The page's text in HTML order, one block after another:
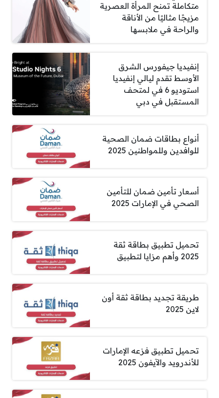
متكاملة تمنح المرأة العصرية
مزيجًا مثاليًا من الأناقة
والراحة في ملابسها
إنفيديا جيفورس الشرق
الأوسط تقدم ليالي إنفيديا
استوديو 6 في لمتحف
المستقبل في دبي
أنواع بطاقات ضمان الصحية
للوافدين وللمواطنين 2025
أسعار تأمين ضمان للتأمين
الصحي في الإمارات 2025
تحميل تطبيق بطاقة ثقة
2025 وأهم مزايا لتطبيق
طريقة تجديد بطاقة ثقة أون
لاين 2025
تحميل تطبيق فزعه الإمارات
للأندرويد والآيفون 2025